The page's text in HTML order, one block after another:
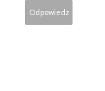
Odpowiedz